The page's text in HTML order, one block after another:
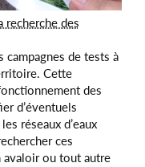
recherche des
campagnes de tests à
Cette
des
d’éventuels
réseaux d’eaux
ces
avaloir ou tout autre